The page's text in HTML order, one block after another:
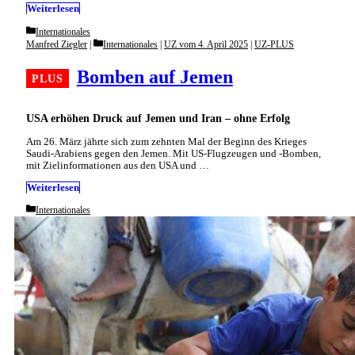
Weiterlesen
Categories
Internationales
USA erhöhen Druck auf Jemen und Iran – ohne Erfolg
Bomben auf Jemen
Manfred Ziegler Categories
Internationales UZ vom 4. April 2025 UZ-PLUS
Am 26. März jährte sich zum zehnten Mal der Beginn des Krieges
Saudi-Arabiens gegen den Jemen. Mit US-Flugzeugen und -Bomben,
mit Zielinformationen aus den USA und …
Weiterlesen
Categories
Internationales